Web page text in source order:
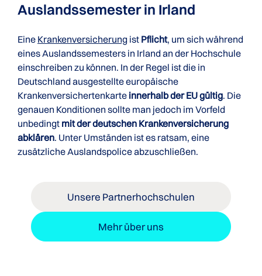
Auslandssemester in Irland
Eine Krankenversicherung ist Pflicht, um sich während
eines Auslandssemesters in Irland an der Hochschule
einschreiben zu können. In der Regel ist die in
Deutschland ausgestellte europäische
Krankenversichertenkarte innerhalb der EU gültig. Die
genauen Konditionen sollte man jedoch im Vorfeld
unbedingt mit der deutschen Krankenversicherung
abklären. Unter Umständen ist es ratsam, eine
zusätzliche Auslandspolice abzuschließen.
Unsere Partnerhochschulen
Mehr über uns